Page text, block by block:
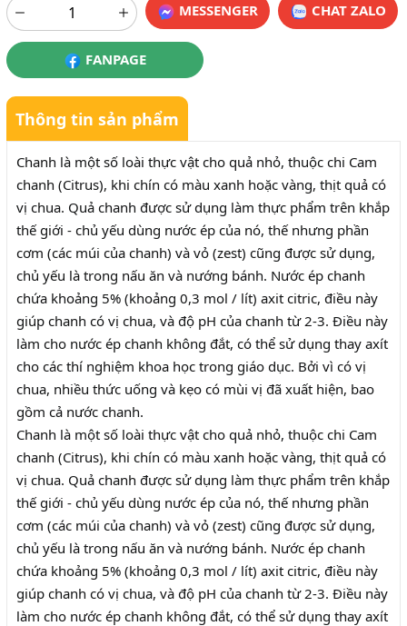
MESSENGER
CHAT ZALO
FANPAGE
Thông tin sản phẩm
Chanh là một số loài thực vật cho quả nhỏ, thuộc chi Cam
chanh (Citrus), khi chín có màu xanh hoặc vàng, thịt quả có
vị chua. Quả chanh được sử dụng làm thực phẩm trên khắp
thế giới - chủ yếu dùng nước ép của nó, thế nhưng phần
cơm (các múi của chanh) và vỏ (zest) cũng được sử dụng,
chủ yếu là trong nấu ăn và nướng bánh. Nước ép chanh
chứa khoảng 5% (khoảng 0,3 mol / lít) axit citric, điều này
giúp chanh có vị chua, và độ pH của chanh từ 2-3. Điều này
làm cho nước ép chanh không đắt, có thể sử dụng thay axít
cho các thí nghiệm khoa học trong giáo dục. Bởi vì có vị
chua, nhiều thức uống và kẹo có mùi vị đã xuất hiện, bao
gồm cả nước chanh.
Chanh là một số loài thực vật cho quả nhỏ, thuộc chi Cam
chanh (Citrus), khi chín có màu xanh hoặc vàng, thịt quả có
vị chua. Quả chanh được sử dụng làm thực phẩm trên khắp
thế giới - chủ yếu dùng nước ép của nó, thế nhưng phần
cơm (các múi của chanh) và vỏ (zest) cũng được sử dụng,
chủ yếu là trong nấu ăn và nướng bánh. Nước ép chanh
chứa khoảng 5% (khoảng 0,3 mol / lít) axit citric, điều này
giúp chanh có vị chua, và độ pH của chanh từ 2-3. Điều này
làm cho nước ép chanh không đắt, có thể sử dụng thay axít